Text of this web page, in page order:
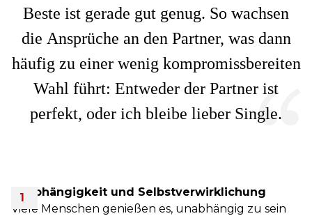
Beste ist gerade gut genug. So wachsen
die Ansprüche an den Partner, was dann
häufig zu einer wenig kompromissbereiten
Wahl führt: Entweder der Partner ist
perfekt, oder ich bleibe lieber Single.
Unabhängigkeit und Selbstverwirklichung
Viele Menschen genießen es, unabhängig zu sein